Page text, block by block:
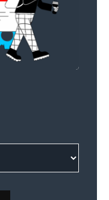
informace jsou